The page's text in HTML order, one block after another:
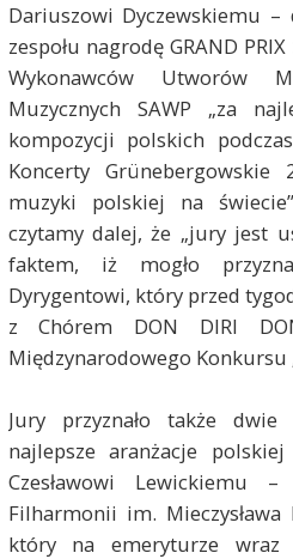
Dariuszowi Dyczewskiemu –
zespołu nagrodę GRAND
Wykonawców Utworów
Muzycznych SAWP „za
kompozycji polskich
Koncerty
muzyki polskiej na
czytamy dalej, że „jury jest
faktem, iż mogło
Dyrygentowi, który przed
z Chórem DON DIRI
Międzynarodowego Konkursu
Jury przyznało także dwie
najlepsze aranżacje
Czesławowi Lewickiemu –
Filharmonii im. Mieczysława
który na emeryturze